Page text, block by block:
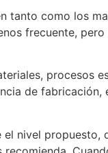
como los
frecuente,
procesos
de
nivel